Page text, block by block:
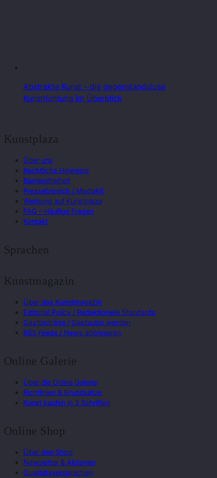
Abstrakte Kunst - die gegenstandslose
Kunstrichtung im Überblick
Kunstplaza
Über uns
Rechtliche Hinweise
Barrierefreiheit
Pressebereich / Mediakit
Werbung auf Kunstplaza
FAQ – Häufige Fragen
Kontakt
Sprachen
Kunstmagazin
Über das Kunstmagazin
Editorial Policy / Redaktionelle Standards
Gastbeiträge / Gastautor werden
RSS Feeds / News abonnieren
Online Galerie
Über die Online Galerie
Richtlinien & Grundsätze
Kunst kaufen in 3 Schritten
Online Shop
Über den Shop
Newsletter & Aktionen
Qualitätsversprechen